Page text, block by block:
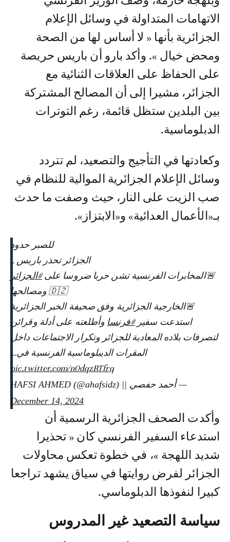
الاتهامات المتداولة في وسائل الإعلام
الجزائرية بأنها « لا أساس لها من الصحة
ومحض خيال ». وأكد بارو أن باريس حريصة
على الحفاظ على العلاقات الثنائية مع
الجزائر، مشيرا إلى أن المصالح المشتركة
بين البلدين ستظل قائمة، رغم التوترات
الدبلوماسية.
وكعادتها في التأجيج والتصعيد، لم تتردد
وسائل الإعلام الجزائرية الموالية للنظام في
صب الزيت على النار، حيث وصفت ما حدث
بـ«الأعمال العدائية» و«الابتزاز».
للصبر حدود
الجزائر تحذر باريس ..
🚨المخابرات الفرنسية تشن حربا ضروسا على#الجزائر
🇩🇿 ومصالحها
🚨الخارجية الجزائرية وفق صحيفة الخبر الجزائرية
استدعت سفير#فرنسا وأطلعته على أدلة وقرائن
لتصرفات بلاده المعادية للجزائر وتكرار الاجتماعات داخل
المقرات الديبلوماسية الفرنسية في…
pic.twitter.com/n0dqzRTfrq
— أحمد حفصي || HAFSI AHMED (@ahafsidz)
December 14, 2024
وأكدت الصحف الجزائرية الرسمية أن
استدعاء السفير الفرنسي كان « تحذيرا
شديد اللهجة »، في خطوة تعكس محاولات
الجزائر لفرض روايتها في سياق يشهد تراجعا
كبيرا لنفوذها الدبلوماسي.
سياسة التصعيد غير المدروس